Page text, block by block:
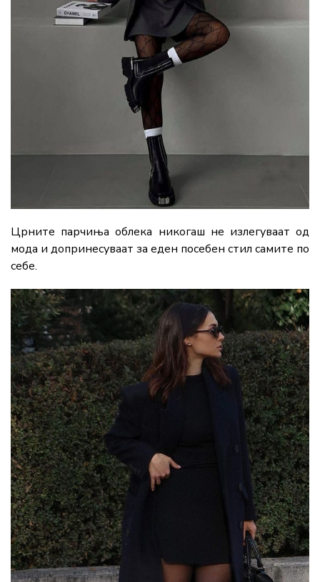
Црните парчиња облека никогаш не излегуваат од
мода и допринесуваат за еден посебен стил самите по
себе.